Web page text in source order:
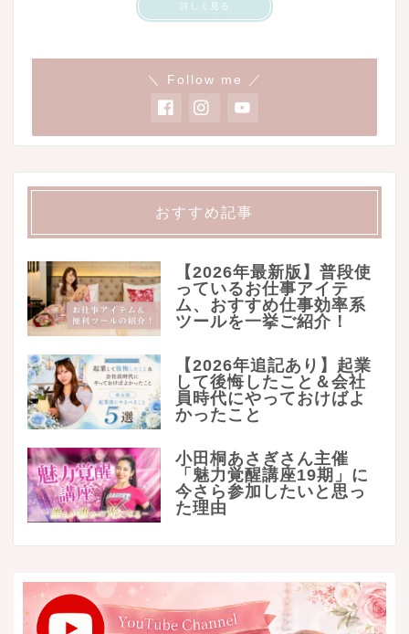
詳しく見る
＼ Follow me ／
おすすめ記事
【2026年最新版】普段使
っているお仕事アイテ
ム、おすすめ仕事効率系
ツールを一挙ご紹介！
【2026年追記あり】起業
して後悔したこと＆会社
員時代にやっておけばよ
かったこと
小田桐あさぎさん主催
「魅力覚醒講座19期」に
今さら参加したいと思っ
た理由